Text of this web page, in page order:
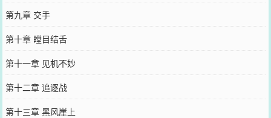
第九章 交手
第十章 瞠目结舌
第十一章 见机不妙
第十二章 追逐战
第十三章 黑风崖上